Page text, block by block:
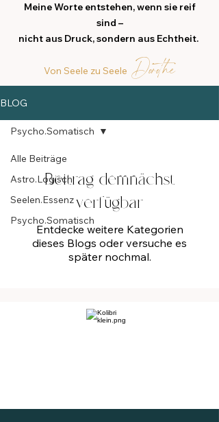
Meine Worte entstehen, wenn sie reif
sind –
nicht aus Druck, sondern aus Echtheit.
Von Seele zu Seele Dorothe
BLOG
Alle Beiträge
Astro.Logisch
Seelen.Essenz
Psycho.Somatisch
Psycho.Somatisch
Beitrag demnächst
verfügbar
Entdecke weitere Kategorien
dieses Blogs oder versuche es
später nochmal.